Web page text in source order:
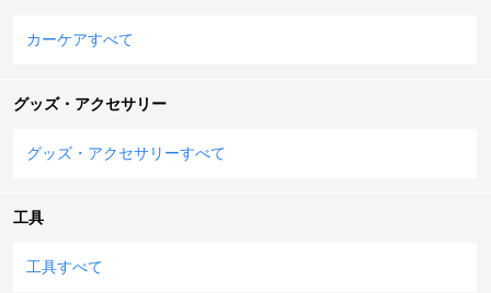
カーケアすべて
グッズ・アクセサリー
グッズ・アクセサリーすべて
工具
工具すべて